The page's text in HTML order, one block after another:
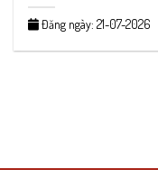
Đăng ngày: 21-07-2026